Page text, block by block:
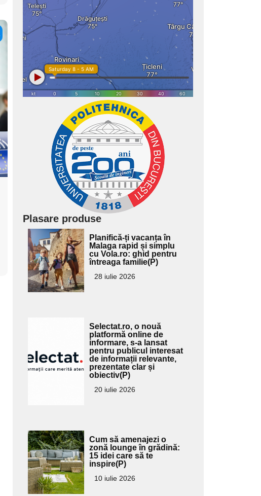
Plasare produse
Adaugă
aici textul
pentru
subtitlu
Planifică-ți vacanța în
Malaga rapid și simplu
cu Vola.ro: ghid pentru
întreaga familie(P)
28 iulie 2026
subtitlu
Selectat.ro, o nouă
platformă online de
informare, s-a lansat
pentru publicul interesat
de informații relevante,
prezentate clar și
obiectiv(P)
20 iulie 2026
Adaugă
aici textul
pentru
subtitlu
Cum să amenajezi o
zonă lounge în grădină:
15 idei care să te
inspire(P)
10 iulie 2026